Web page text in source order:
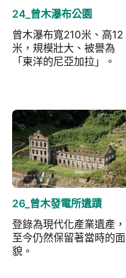
24_曾木瀑布公園
曾木瀑布寬210米、高12
米，規模壯大、被譽為
「東洋的尼亞加拉」。
26_曾木發電所遺蹟
登錄為現代化產業遺產，
至今仍然保留著當時的面
貌。